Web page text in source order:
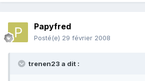
Papyfred
Posté(e) 29 février 2008
trenen23 a dit :